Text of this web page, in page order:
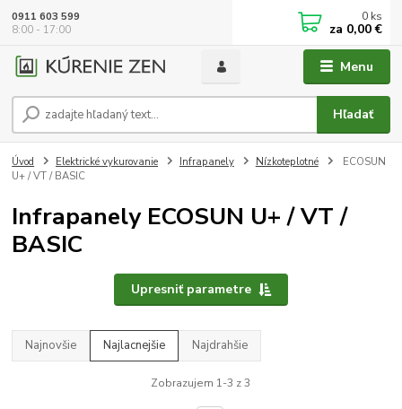
Menu
Hľadať
0911 603 599
8:00 - 17:00
0 ks
za 0,00 €
Úvod Elektrické vykurovanie Infrapanely Nízkoteplotné
ECOSUN
U+ / VT / BASIC
Infrapanely ECOSUN U+ / VT /
BASIC
Upresniť parametre
Najnovšie Najlacnejšie Najdrahšie
Zobrazujem 1-3 z 3